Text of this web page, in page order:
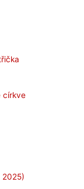
církve
2025)